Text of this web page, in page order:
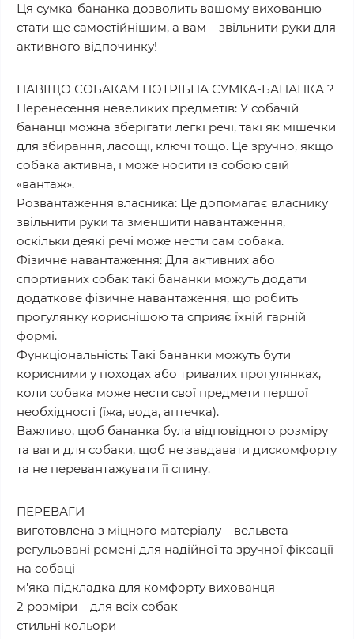
Ця сумка-бананка дозволить вашому вихованцю
стати ще самостійнішим, а вам – звільнити руки для
активного відпочинку!
НАВІЩО СОБАКАМ ПОТРІБНА СУМКА-БАНАНКА ?
Перенесення невеликих предметів: У собачій
бананці можна зберігати легкі речі, такі як мішечки
для збирання, ласощі, ключі тощо. Це зручно, якщо
собака активна, і може носити із собою свій
«вантаж».
Розвантаження власника: Це допомагає власнику
звільнити руки та зменшити навантаження,
оскільки деякі речі може нести сам собака.
Фізичне навантаження: Для активних або
спортивних собак такі бананки можуть додати
додаткове фізичне навантаження, що робить
прогулянку кориснішою та сприяє їхній гарній
формі.
Функціональність: Такі бананки можуть бути
корисними у походах або тривалих прогулянках,
коли собака може нести свої предмети першої
необхідності (їжа, вода, аптечка).
Важливо, щоб бананка була відповідного розміру
та ваги для собаки, щоб не завдавати дискомфорту
та не перевантажувати її спину.
ПЕРЕВАГИ
виготовлена з міцного матеріалу – вельвета
регульовані ремені для надійної та зручної фіксації
на собаці
м'яка підкладка для комфорту вихованця
2 розміри – для всіх собак
стильні кольори